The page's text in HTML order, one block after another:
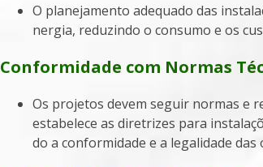
O planejamento adequado das instalações elétricas contribui para o uso eficiente da e
nergia, reduzindo o consumo e os
Conformidade com Normas
Os projetos devem seguir normas e regulamentos específicos, como a NBR 5410, que
estabelece as diretrizes para
do a conformidade e a legalidade das